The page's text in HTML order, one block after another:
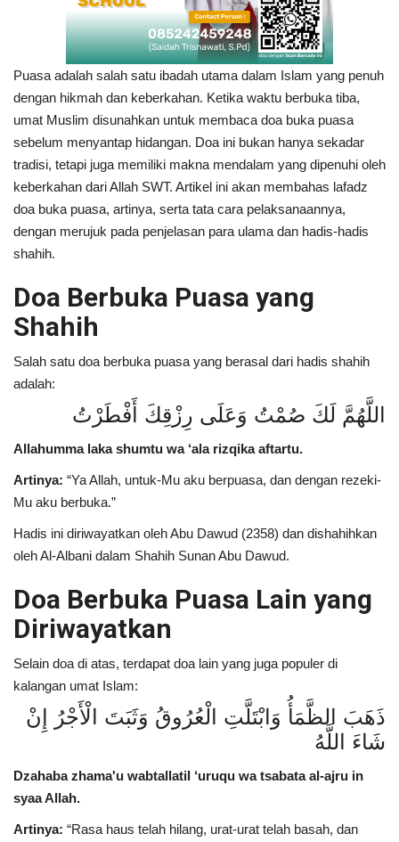
Puasa adalah salah satu ibadah utama dalam Islam yang penuh
dengan hikmah dan keberkahan. Ketika waktu berbuka tiba,
umat Muslim disunahkan untuk membaca doa buka puasa
sebelum menyantap hidangan. Doa ini bukan hanya sekadar
tradisi, tetapi juga memiliki makna mendalam yang dipenuhi oleh
keberkahan dari Allah SWT. Artikel ini akan membahas lafadz
doa buka puasa, artinya, serta tata cara pelaksanaannya,
dengan merujuk pada penjelasan para ulama dan hadis-hadis
shahih.
Doa Berbuka Puasa yang
Shahih
Salah satu doa berbuka puasa yang berasal dari hadis shahih
adalah:
اللَّهُمَّ لَكَ صُمْتُ وَعَلَى رِزْقِكَ أَفْطَرْتُ
Allahumma laka shumtu wa ‘ala rizqika aftartu.
Artinya: “Ya Allah, untuk-Mu aku berpuasa, dan dengan rezeki-
Mu aku berbuka.”
Hadis ini diriwayatkan oleh Abu Dawud (2358) dan dishahihkan
oleh Al-Albani dalam Shahih Sunan Abu Dawud.
Doa Berbuka Puasa Lain yang
Diriwayatkan
Selain doa di atas, terdapat doa lain yang juga populer di
kalangan umat Islam:
ذَهَبَ الظَّمَأُ وَابْتَلَّتِ الْعُرُوقُ وَثَبَتَ الْأَجْرُ إِنْ
شَاءَ اللَّهُ
Dzahaba zhama'u wabtallatil ‘uruqu wa tsabata al-ajru in
syaa Allah.
Artinya: “Rasa haus telah hilang, urat-urat telah basah, dan